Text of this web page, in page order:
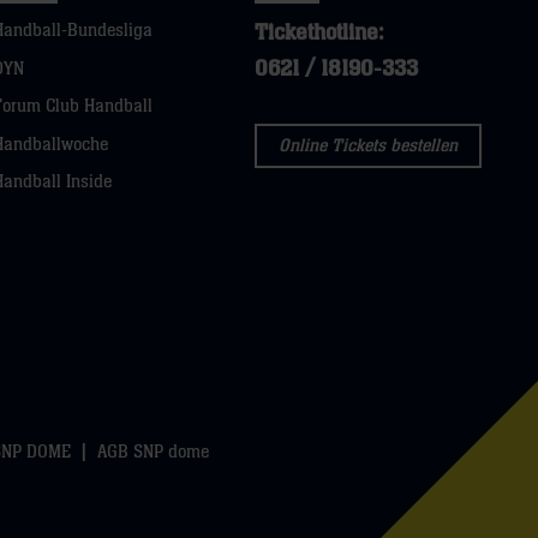
Bundesliga
Club Handball
Inside
Tickethotline:
0621 / 18190-333
Online Tickets bestellen
DOME AGB SNP dome